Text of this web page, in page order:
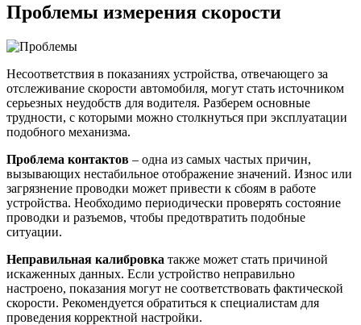
Проблемы измерения скорости
Несоответствия в показаниях устройства, отвечающего за
отслеживание скорости автомобиля, могут стать источником
серьезных неудобств для водителя. Разберем основные
трудности, с которыми можно столкнуться при эксплуатации
подобного механизма.
Проблема контактов – одна из самых частых причин,
вызывающих нестабильное отображение значений. Износ или
загрязнение проводки может привести к сбоям в работе
устройства. Необходимо периодически проверять состояние
проводки и разъемов, чтобы предотвратить подобные
ситуации.
Неправильная калибровка также может стать причиной
искаженных данных. Если устройство неправильно
настроено, показания могут не соответствовать фактической
скорости. Рекомендуется обратиться к специалистам для
проведения корректной настройки.